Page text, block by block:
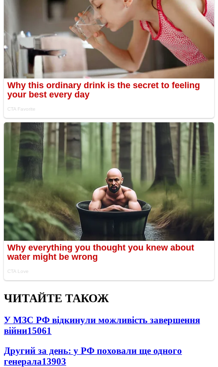
ЧИТАЙТЕ ТАКОЖ
У МЗС РФ відкинули можливість завершення
війни15061
Другий за день: у РФ поховали ще одного
генерала13903